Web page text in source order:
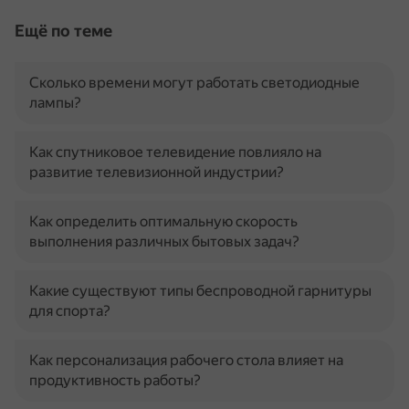
Ещё по теме
Сколько времени могут работать светодиодные
лампы?
Как спутниковое телевидение повлияло на
развитие телевизионной индустрии?
Как определить оптимальную скорость
выполнения различных бытовых задач?
Какие существуют типы беспроводной гарнитуры
для спорта?
Как персонализация рабочего стола влияет на
продуктивность работы?